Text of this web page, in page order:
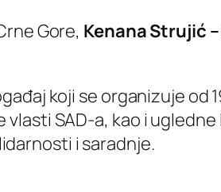
Gore, Kenana Strujić
koji se organizuje od
SAD-a, kao i
i saradnje.